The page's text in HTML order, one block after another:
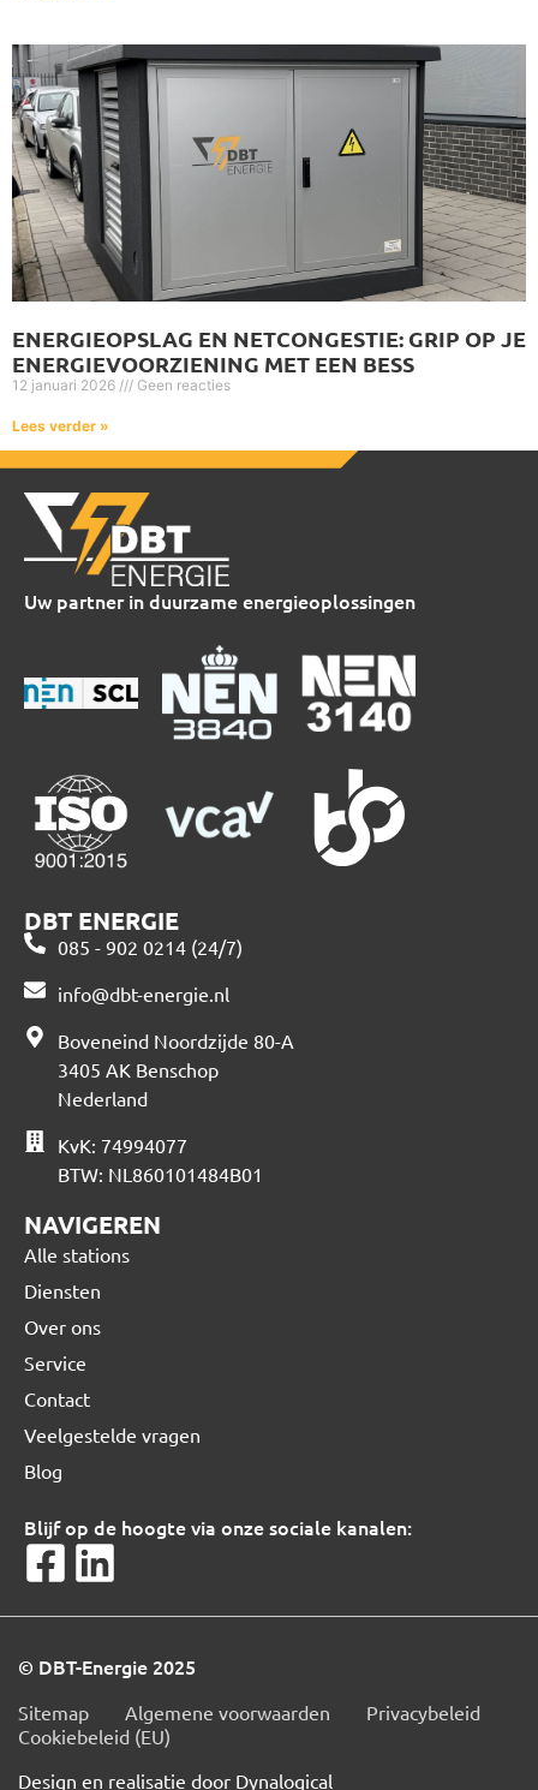
ENERGIEOPSLAG EN NETCONGESTIE: GRIP OP JE
ENERGIEVOORZIENING MET EEN BESS
12 januari 2026 Geen reacties
Lees verder »
Uw partner in duurzame energieoplossingen
DBT ENERGIE
085 - 902 0214 (24/7)
info@dbt-energie.nl
Boveneind Noordzijde 80-A
3405 AK Benschop
Nederland
KvK: 74994077
BTW: NL860101484B01
NAVIGEREN
Alle stations
Diensten
Over ons
Service
Contact
Veelgestelde vragen
Blog
Blijf op de hoogte via onze sociale kanalen:
© DBT-Energie 2025
Sitemap Algemene voorwaarden
Privacybeleid
Cookiebeleid (EU)
Design en realisatie door Dynalogical